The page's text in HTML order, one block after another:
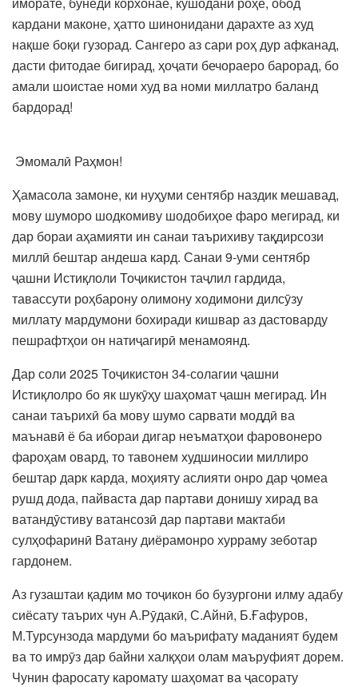
кардани маконе, ҳатто шинонидани дарахте аз худ
нақше боқи гузорад. Сангеро аз сари роҳ дур афканад,
дасти фитодае бигирад, ҳоҷати бечораеро барорад, бо
амали шоистае номи худ ва номи миллатро баланд
бардорад!
Эмомалӣ Раҳмон!
Ҳамасола замоне, ки нуҳуми сентябр наздик мешавад,
мову шуморо шодкомиву шодобиҳое фаро мегирад, ки
дар бораи аҳамияти ин санаи таърихиву тақдирсози
миллӣ бештар андеша кард. Санаи 9-уми сентябр
ҷашни Истиқлоли Тоҷикистон таҷлил гардида,
тавассути роҳбарону олимону ходимони дилсӯзу
миллату мардумони бохиради кишвар аз дастоварду
пешрафтҳои он натиҷагирӣ менамоянд.
Дар соли 2025 Тоҷикистон 34-солагии ҷашни
Истиқлолро бо як шукӯҳу шаҳомат ҷашн мегирад. Ин
санаи таърихӣ ба мову шумо сарвати моддӣ ва
маънавӣ ё ба ибораи дигар неъматҳои фаровонеро
фароҳам овард, то тавонем худшиносии миллиро
бештар дарк карда, моҳияту аслияти онро дар ҷомеа
рушд дода, пайваста дар партави донишу хирад ва
ватандӯстиву ватансозӣ дар партави мактаби
сулҳофаринӣ Ватану диёрамонро хурраму зеботар
гардонем.
Аз гузаштаи қадим мо тоҷикон бо бузургони илму адабу
сиёсату таърих чун А.Рӯдакӣ, С.Айнӣ, Б.Ғафуров,
М.Турсунзода мардуми бо маърифату маданият будем
ва то имрӯз дар байни халқҳои олам маъруфият дорем.
Чунин фаросату каромату шаҳомат ва ҷасорату